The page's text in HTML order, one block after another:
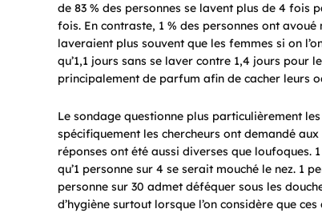
de 83 % des personnes se lavent plus de 4 fois
fois. En contraste, 1 % des personnes ont
laveraient plus souvent que les femmes si on
qu’1,1 jours sans se laver contre 1,4 jours pour
principalement de parfum afin de cacher leurs
Le sondage questionne plus particulièrement
spécifiquement les chercheurs ont demandé
réponses ont été aussi diverses que loufoques.
qu’1 personne sur 4 se serait mouché le nez. 1
personne sur 30 admet déféquer sous les
d’hygiène surtout lorsque l’on considère que